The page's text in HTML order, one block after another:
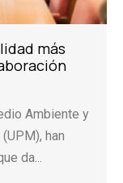
más
Ambiente y
han
da...